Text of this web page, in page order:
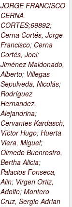
JORGE FRANCISCO
CERNA
CORTES;69892;
Cerna Cortés, Jorge
Francisco; Cerna
Cortés, Joel;
Jiménez Maldonado,
Alberto; Villegas
Sepulveda, Nicolás;
Rodríguez
Hernandez,
Alejandrina;
Cervantes Kardasch,
Víctor Hugo; Huerta
Viera, Miguel;
Olmedo Buenrostro,
Bertha Alicia;
Palacios Fonseca,
Alin; Virgen Ortiz,
Adolfo; Montero
Cruz, Sergio Adrian